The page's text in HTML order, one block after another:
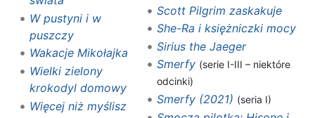
W pustyni i w
puszczy
Wakacje Mikołajka
Wielki zielony
krokodyl domowy
Więcej niż myślisz
Scott Pilgrim zaskakuje
She-Ra i księżniczki mocy
Sirius the Jaeger
Smerfy (serie I-III – niektóre
odcinki)
Smerfy (2021) (seria I)